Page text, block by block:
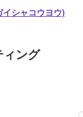
シャコウヨウ)
ィング